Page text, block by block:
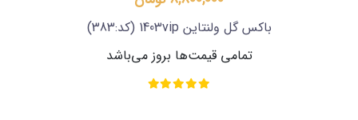
باکس گل ولنتاین 1403vip
(کد:383)
تمامی قیمت‌ها بروز می‌باشد